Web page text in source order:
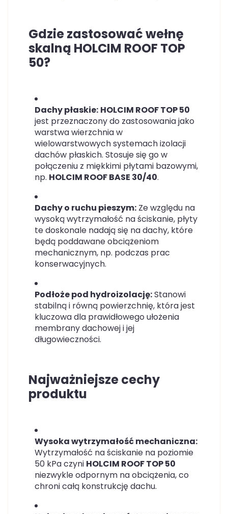
Gdzie zastosować wełnę
skalną HOLCIM ROOF TOP
50?
Dachy płaskie: HOLCIM ROOF TOP 50
jest przeznaczony do zastosowania jako
warstwa wierzchnia w
wielowarstwowych systemach izolacji
dachów płaskich. Stosuje się go w
połączeniu z miękkimi płytami bazowymi,
np. HOLCIM ROOF BASE 30/40.
Dachy o ruchu pieszym: Ze względu na
wysoką wytrzymałość na ściskanie, płyty
te doskonale nadają się na dachy, które
będą poddawane obciążeniom
mechanicznym, np. podczas prac
konserwacyjnych.
Podłoże pod hydroizolację:Stanowi
stabilną i równą powierzchnię, która jest
kluczowa dla prawidłowego ułożenia
membrany dachowej i jej
długowieczności.
Najważniejsze cechy
produktu
Wysoka wytrzymałość mechaniczna:
Wytrzymałość na ściskanie na poziomie
50 kPa czyni HOLCIM ROOF TOP 50
niezwykle odpornym na obciążenia, co
chroni całą konstrukcję dachu.